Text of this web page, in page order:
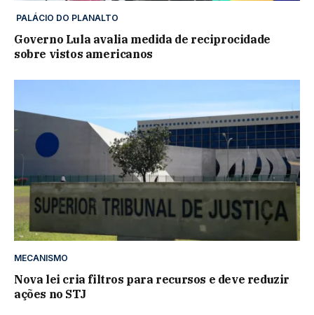
PALÁCIO DO PLANALTO
Governo Lula avalia medida de reciprocidade
sobre vistos americanos
MECANISMO
Nova lei cria filtros para recursos e deve reduzir
ações no STJ